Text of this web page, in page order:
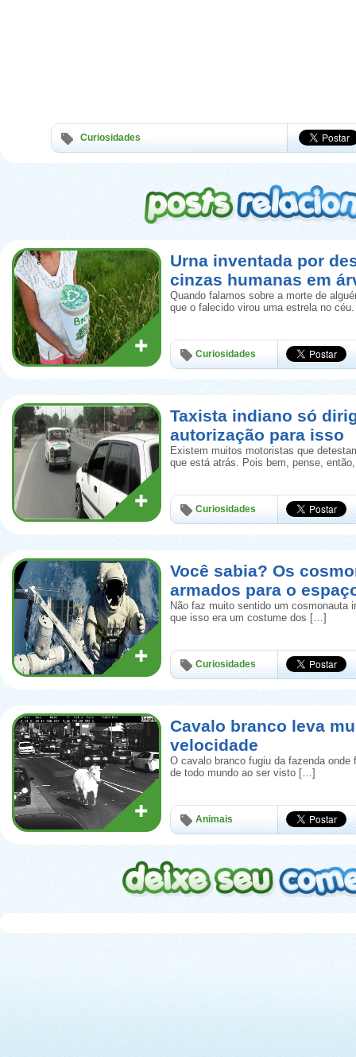
Curiosidades
Urna inventada por
cinzas humanas em
Quando falamos sobre a morte de
que o falecido virou uma estrela no
Curiosidades
Taxista indiano só
autorização para isso
Existem muitos motoristas que
que está atrás. Pois bem, pense,
Curiosidades
Você sabia? Os
armados para o
Não faz muito sentido um cosmonauta
que isso era um costume dos […]
Curiosidades
Cavalo branco leva
velocidade
O cavalo branco fugiu da fazenda
de todo mundo ao ser visto […]
Animais